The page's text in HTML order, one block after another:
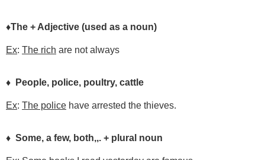
♦The + Adjective (used as a noun)
Ex: The rich are not always
♦ People, police, poultry, cattle
Ex: The police have arrested the thieves.
♦ Some, a few, both,,. + plural noun